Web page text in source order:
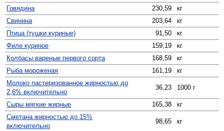
Говядина
230,59
кг
Свинина
203,64
кг
Птица (тушки куриные)
91,50
кг
Филе куриное
159,19
кг
Колбасы вареные первого сорта
168,59
кг
Рыба мороженая
161,19
кг
Молоко пастеризованное жирностью до
2,6% включительно
36,23 1000 г
Сыры мягкие жирные 165,38
кг
Сметана жирностью до 15%
включительно
98,65 кг